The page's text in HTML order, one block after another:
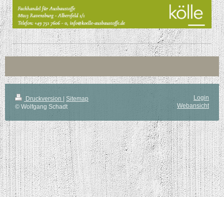
Druckversion
Sitemap
© Wolfgang Schadt
Login
Webansicht